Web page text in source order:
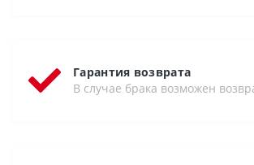
Гарантия возврата
В случае брака возможен